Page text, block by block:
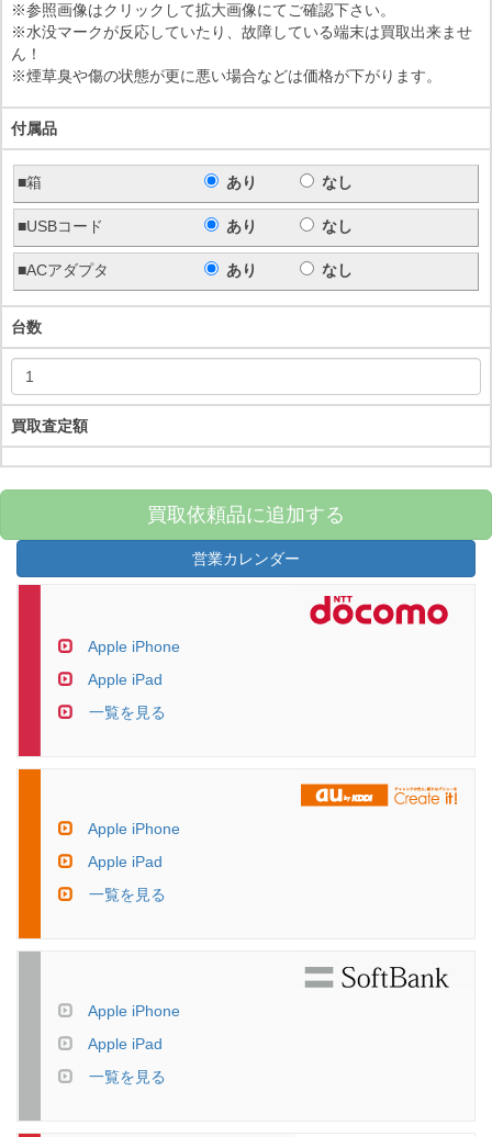
※参照画像はクリックして拡大画像にてご確認下さい。
※水没マークが反応していたり、故障している端末は買取出来ませ
ん！
※煙草臭や傷の状態が更に悪い場合などは価格が下がります。
付属品
■箱 あり なし
■USBコード あり なし
■ACアダプタ あり なし
台数
買取査定額
買取依頼品に追加する
営業カレンダー
Apple iPhone
Apple iPad
一覧を見る
Apple iPhone
Apple iPad
一覧を見る
Apple iPhone
Apple iPad
一覧を見る